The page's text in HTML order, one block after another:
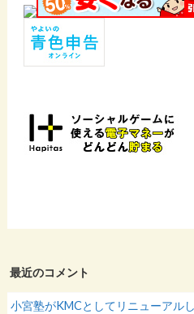
最近のコメント
小宮塾がKMCとしてリニューアル